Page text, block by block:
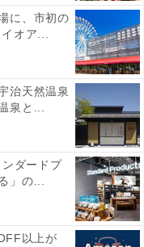
寄せられていま
、お湯の肌触りが
がしっとりする。
がら、清掃が行き
気の中でリラック
に、市初の
オア...
治天然温泉
泉と...
ンダードプ
」の...
以上が